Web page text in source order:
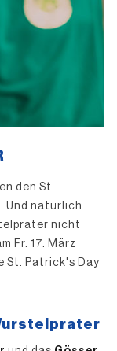
den St.
Und natürlich
nicht
Fr. 17. März
St. Patrick's Day